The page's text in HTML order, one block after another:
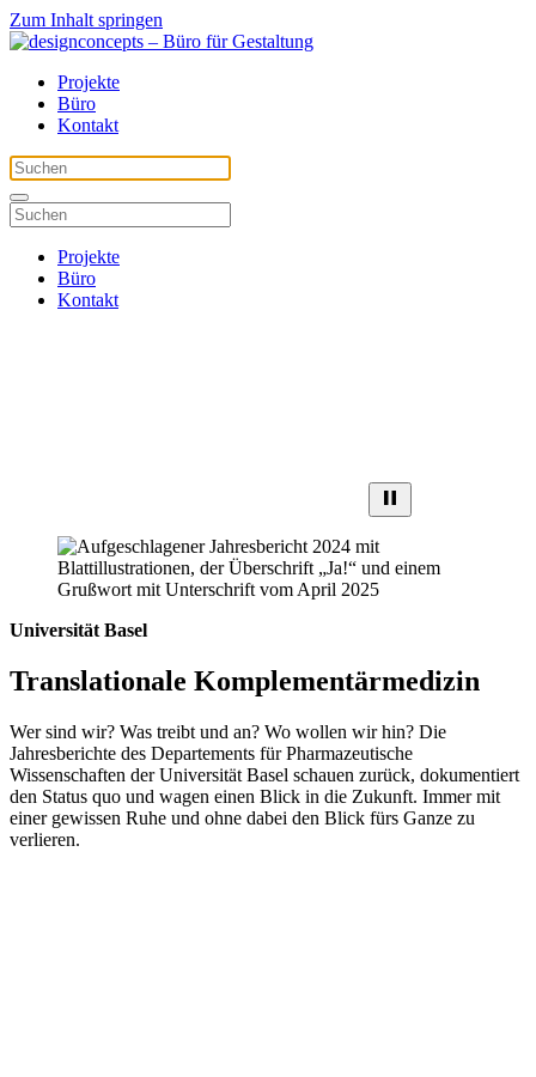
Zum Inhalt springen
Projekte
Büro
Kontakt
Projekte
Büro
Kontakt
Universität Basel
Translationale Komplementärmedizin
Wer sind wir? Was treibt und an? Wo wollen wir hin? Die
Jahresberichte des Departements für Pharmazeutische
Wissenschaften der Universität Basel schauen zurück, dokumentiert
den Status quo und wagen einen Blick in die Zukunft. Immer mit
einer gewissen Ruhe und ohne dabei den Blick fürs Ganze zu
verlieren.